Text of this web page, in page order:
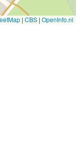
| CBS | OpenInfo.nl